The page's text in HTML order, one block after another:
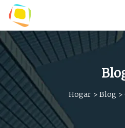
Hogar> Blog >